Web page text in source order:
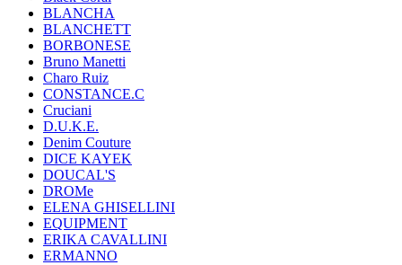
BLANCHA
BLANCHETT
BORBONESE
Bruno Manetti
Charo Ruiz
CONSTANCE.C
Cruciani
D.U.K.E.
Denim Couture
DICE KAYEK
DOUCAL'S
DROMe
ELENA GHISELLINI
EQUIPMENT
ERIKA CAVALLINI
ERMANNO